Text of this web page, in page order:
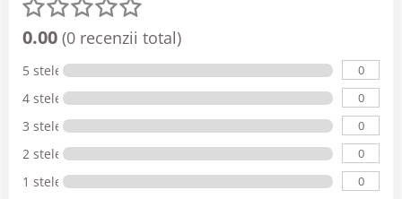
0.00 (0 recenzii total)
5 stele 0
4 stele 0
3 stele 0
2 stele 0
1 stele 0